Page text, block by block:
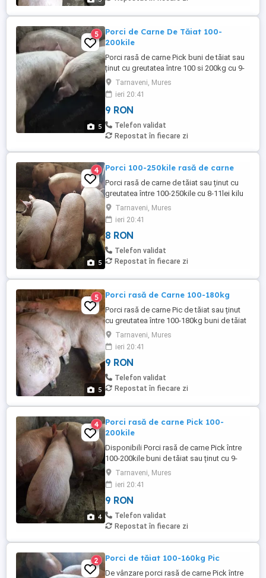
5
5
Porci de Carne De Tăiat 100-
200kile
Porci rasă de carne Pick buni de tăiat sau
ținut cu greutatea între 100 si 200kg cu 9-
10lei kilu sau negociabil la ochii la
exemplarul ales. Asigur transport in zonă
Tarnaveni, Mures
ieri 20:41
9 RON
Telefon validat
Repostat în fiecare zi
5
4 Porci 100-250kile rasă de carne
Porci rasă de carne de tăiat sau ținut cu
greutatea între 100-250kile cu 8-11lei kilu
sau negociabil la ochii la exemplarul ales.
Asigur transport in zonă
Tarnaveni, Mures
ieri 20:41
8 RON
Telefon validat
Repostat în fiecare zi
5
5 Porci rasă de Carne 100-180kg
Porci rasă de carne Pic de tăiat sau ținut
cu greutatea între 100-180kg buni de tăiat
sau ținut cu 9-10lei kilu sau negociabil
după mărimea aleasă la ochii. Asigur
transport in zonă
Tarnaveni, Mures
ieri 20:41
9 RON
Telefon validat
Repostat în fiecare zi
4
4
Porci rasă de carne Pick 100-
200kile
Disponibili Porci rasă de carne Pick între
100-200kile buni de tăiat sau ținut cu 9-
10lei kilu sau negociabil la ochii la
înțelegere. Asigur transport in zonă
Tarnaveni, Mures
ieri 20:41
9 RON
Telefon validat
Repostat în fiecare zi
2 Porci de tăiat 100-160kg Pic
De vânzare porci rasă de carne Pick între